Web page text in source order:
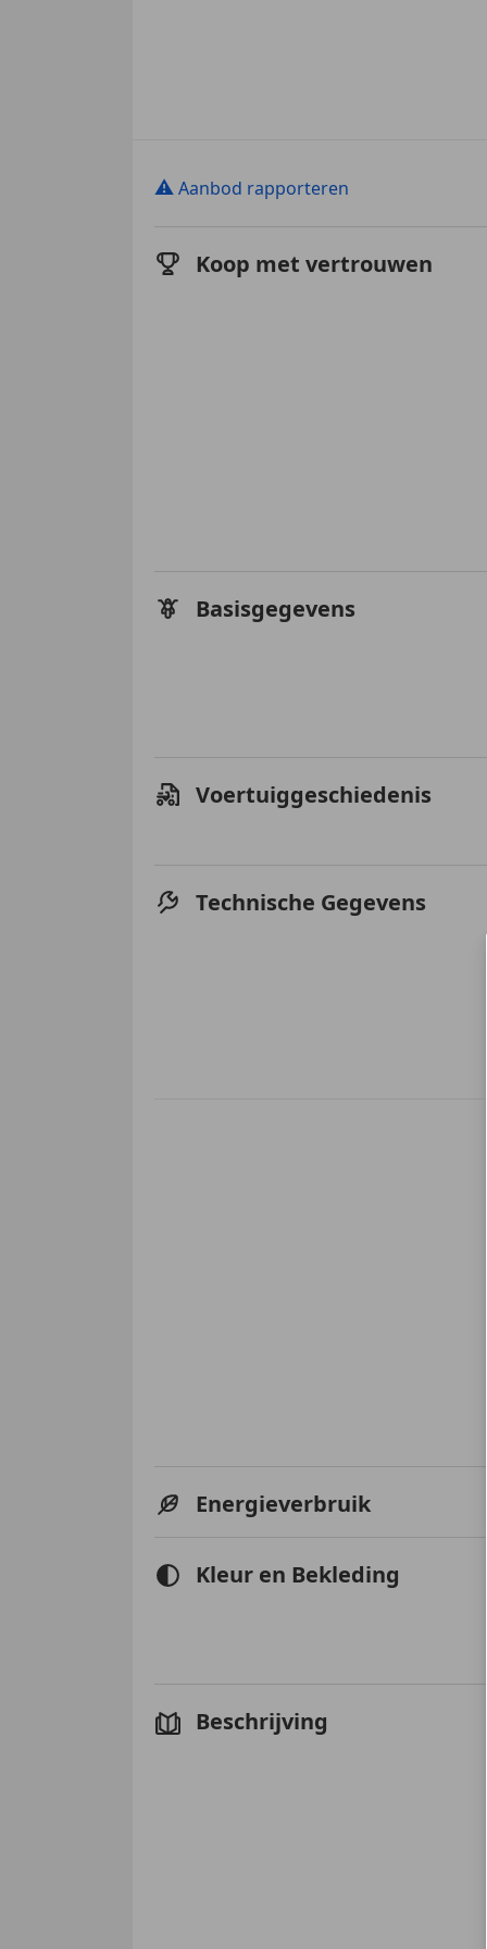
⚠ Aanbod rapporteren
Koop met vertrouwen
Basisgegevens
Voertuiggeschiedenis
Technische Gegevens
Energieverbruik
Kleur en Bekleding
Beschrijving